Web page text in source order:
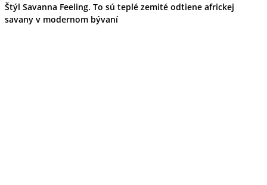
Štýl Savanna Feeling. To sú teplé zemité odtiene africkej
savany v modernom bývaní